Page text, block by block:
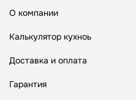
О компании
Калькулятор кухноь
Доставка и оплата
Гарантия